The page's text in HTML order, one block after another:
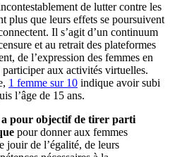
de lutter contre les
plus que leurs effets se poursuivent
Il s’agit d’un continuum
et au retrait des plateformes
de l’expression des femmes en
aux activités virtuelles.
1 femme sur 10 indique avoir subi
l’âge de 15 ans.
pour objectif de tirer parti
pour donner aux femmes
jouir de l’égalité, de leurs